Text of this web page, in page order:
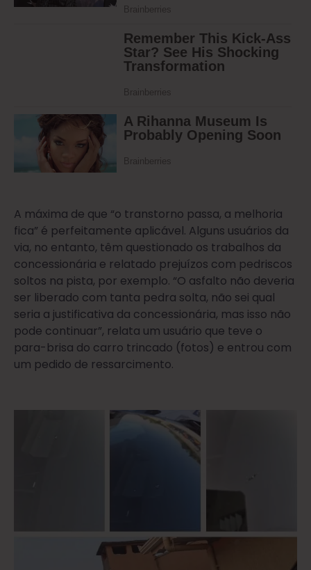
A máxima de que “o transtorno passa, a melhoria
fica” é perfeitamente aplicável. Alguns usuários da
via, no entanto, têm questionado os trabalhos da
concessionária e relatado prejuízos com pedriscos
soltos na pista, por exemplo. “O asfalto não deveria
ser liberado com tanta pedra solta, não sei qual
seria a justificativa da concessionária, mas isso não
pode continuar”, relata um usuário que teve o
para-brisa do carro trincado (fotos) e entrou com
um pedido de ressarcimento.